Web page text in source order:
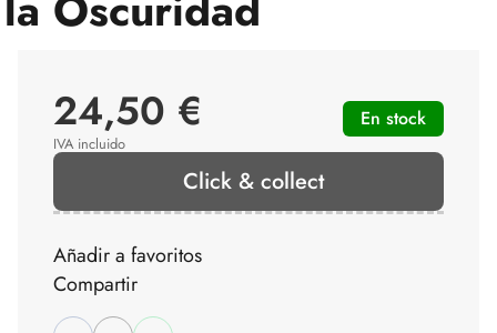
24,50 €
IVA incluido
En stock
Click & collect
Añadir a favoritos
Compartir